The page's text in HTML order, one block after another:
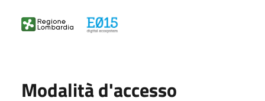
Modalità d'accesso